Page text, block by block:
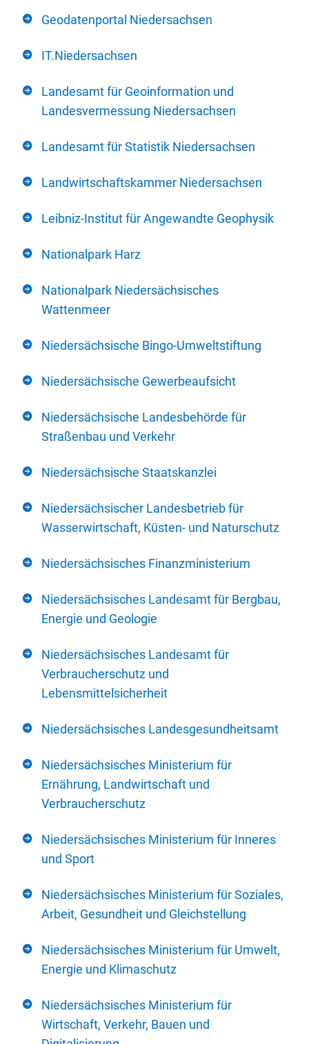
Geodatenportal Niedersachsen
IT.Niedersachsen
Landesamt für Geoinformation und
Landesvermessung Niedersachsen
Landesamt für Statistik Niedersachsen
Landwirtschaftskammer Niedersachsen
Leibniz-Institut für Angewandte Geophysik
Nationalpark Harz
Nationalpark Niedersächsisches
Wattenmeer
Niedersächsische Bingo-Umweltstiftung
Niedersächsische Gewerbeaufsicht
Niedersächsische Landesbehörde für
Straßenbau und Verkehr
Niedersächsische Staatskanzlei
Niedersächsischer Landesbetrieb für
Wasserwirtschaft, Küsten- und Naturschutz
Niedersächsisches Finanzministerium
Niedersächsisches Landesamt für Bergbau,
Energie und Geologie
Niedersächsisches Landesamt für
Verbraucherschutz und
Lebensmittelsicherheit
Niedersächsisches Landesgesundheitsamt
Niedersächsisches Ministerium für
Ernährung, Landwirtschaft und
Verbraucherschutz
Niedersächsisches Ministerium für Inneres
und Sport
Niedersächsisches Ministerium für Soziales,
Arbeit, Gesundheit und Gleichstellung
Niedersächsisches Ministerium für Umwelt,
Energie und Klimaschutz
Niedersächsisches Ministerium für
Wirtschaft, Verkehr, Bauen und